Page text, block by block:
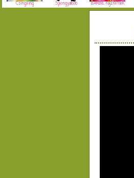
Csingiling Spongyabob BARBIE rajzfilmek